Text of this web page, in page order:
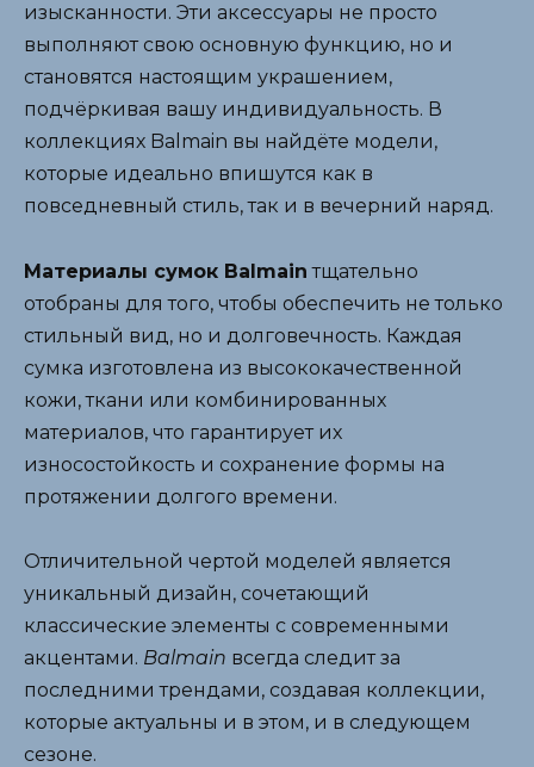
изысканности. Эти аксессуары не просто
выполняют свою основную функцию, но и
становятся настоящим украшением,
подчёркивая вашу индивидуальность. В
коллекциях Balmain вы найдёте модели,
которые идеально впишутся как в
повседневный стиль, так и в вечерний наряд.
Материалы сумок Balmain тщательно
отобраны для того, чтобы обеспечить не только
стильный вид, но и долговечность. Каждая
сумка изготовлена из высококачественной
кожи, ткани или комбинированных
материалов, что гарантирует их
износостойкость и сохранение формы на
протяжении долгого времени.
Отличительной чертой моделей является
уникальный дизайн, сочетающий
классические элементы с современными
акцентами. Balmain всегда следит за
последними трендами, создавая коллекции,
которые актуальны и в этом, и в следующем
сезоне.